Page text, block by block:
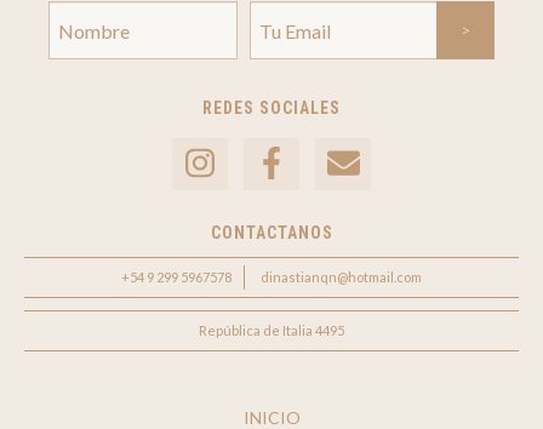
REDES SOCIALES
CONTACTANOS
+54 9 299 5967578 dinastianqn@hotmail.com
República de Italia 4495
INICIO